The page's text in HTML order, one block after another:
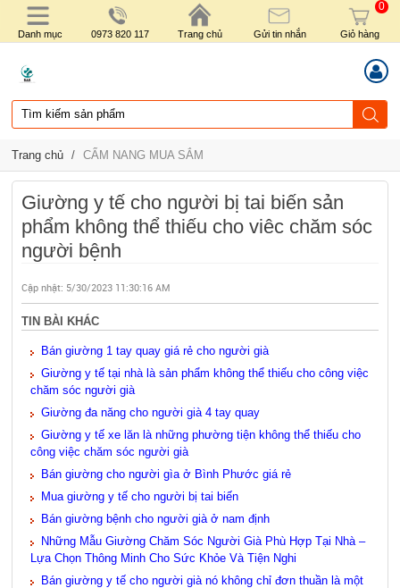
Danh mục 0973 820 117 Trang chủ Gửi tin nhắn
0
Giỏ hàng
Trang chủ / CẨM NANG MUA SẮM
Giường y tế cho người bị tai biến sản
phẩm không thể thiếu cho viêc chăm sóc
người bệnh
Cập nhật: 5/30/2023 11:30:16 AM
TIN BÀI KHÁC
Bán giường 1 tay quay giá rẻ cho người già
Giường y tế tại nhà là sản phẩm không thể thiếu cho công việc
chăm sóc người già
Giường đa năng cho người già 4 tay quay
Giường y tế xe lăn là những phường tiện không thể thiếu cho
công việc chăm sóc người già
Bán giường cho người gìa ở Bình Phước giá rẻ
Mua giường y tế cho người bị tai biến
Bán giường bệnh cho người già ở nam định
Những Mẫu Giường Chăm Sóc Người Già Phù Hợp Tại Nhà –
Lựa Chọn Thông Minh Cho Sức Khỏe Và Tiện Nghi
Bán giường y tế cho người già nó không chỉ đơn thuần là một